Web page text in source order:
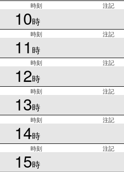
時刻 注記
10時
時刻 注記
11 時
時刻 注記
12時
時刻 注記
13時
時刻 注記
14時
時刻 注記
15時